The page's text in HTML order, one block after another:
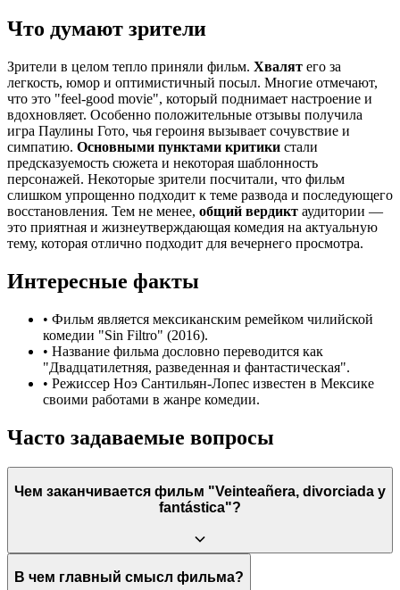
Что думают зрители
Зрители в целом тепло приняли фильм. Хвалят его за
легкость, юмор и оптимистичный посыл. Многие отмечают,
что это "feel-good movie", который поднимает настроение и
вдохновляет. Особенно положительные отзывы получила
игра Паулины Гото, чья героиня вызывает сочувствие и
симпатию. Основными пунктами критики стали
предсказуемость сюжета и некоторая шаблонность
персонажей. Некоторые зрители посчитали, что фильм
слишком упрощенно подходит к теме развода и последующего
восстановления. Тем не менее, общий вердикт аудитории —
это приятная и жизнеутверждающая комедия на актуальную
тему, которая отлично подходит для вечернего просмотра.
Интересные факты
• Фильм является мексиканским ремейком чилийской
комедии "Sin Filtro" (2016).
• Название фильма дословно переводится как
"Двадцатилетняя, разведенная и фантастическая".
• Режиссер Ноэ Сантильян-Лопес известен в Мексике
своими работами в жанре комедии.
Часто задаваемые вопросы
Чем заканчивается фильм "Veinteañera, divorciada y
fantástica"?
Фильм заканчивается тем, что главная героиня Рехина
В чем главный смысл фильма?